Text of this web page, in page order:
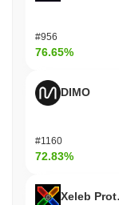
#956
76.65%
DIMO
#1160
72.83%
Xeleb